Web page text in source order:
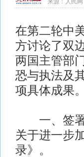
来源： 人民网
在第二轮中
方讨论了双
两国主管部
恐与执法及
项具体成果
一、签署
关于进一步
录》。